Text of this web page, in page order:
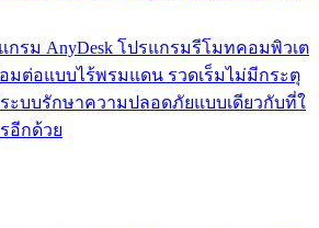
กรม AnyDesk โปรแกรมรีโมทคอมพิวเต
มต่อแบบไร้พรมแดน รวดเร็มไม่มีกระตุ
บบรักษาความปลอดภัยแบบเดียวกับที่ใ
อีกด้วย